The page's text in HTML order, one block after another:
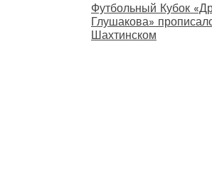
Футбольный Кубок
Глушакова»
Шахтинском